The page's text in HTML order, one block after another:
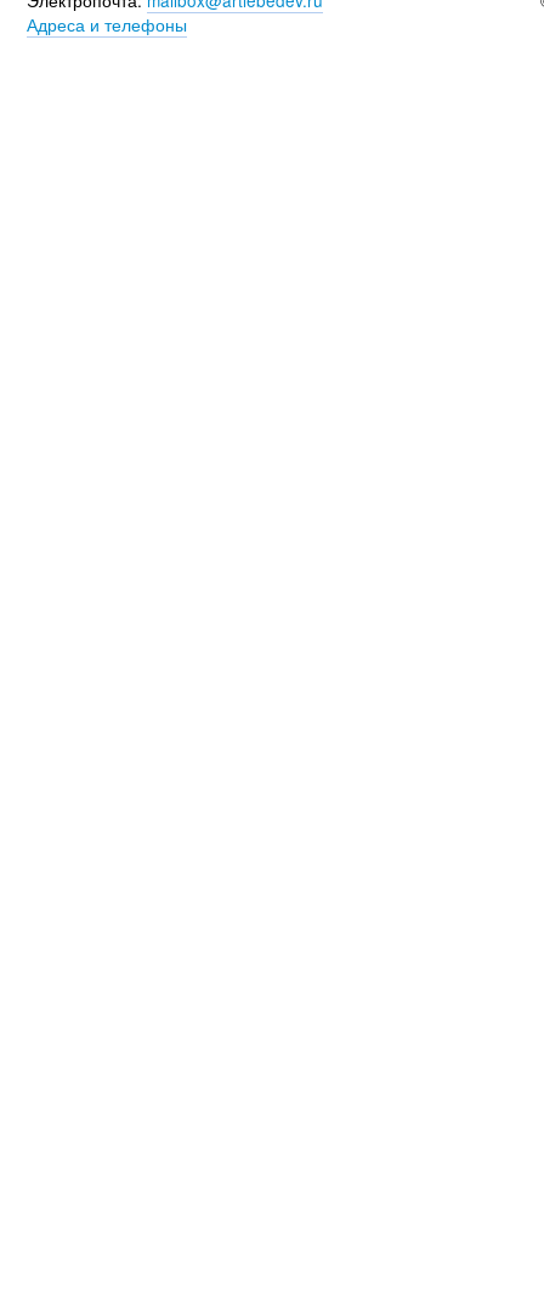
Адреса и телефоны